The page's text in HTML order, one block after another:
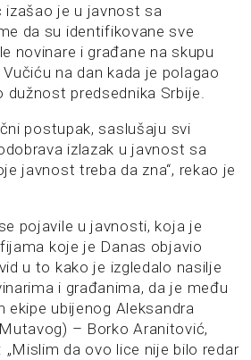
je u javnost sa
da su identifikovane sve
novinare i građane na skupu
na dan kada je polagao
dužnost predsednika Srbije.
postupak, saslušaju svi
izlazak u javnost sa
javnost treba da zna“, rekao je
pojavile u javnosti, koja je
koje je Danas objavio
u to kako je izgledalo nasilje
i građanima, da je među
ekipe ubijenog Aleksandra
– Borko Aranitović,
da ovo lice nije bilo redar